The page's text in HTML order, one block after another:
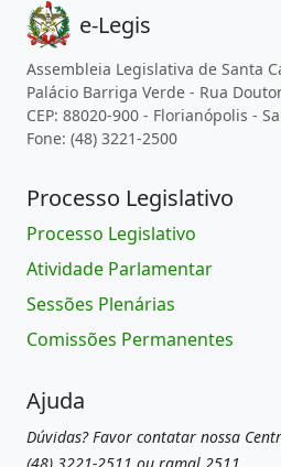
e-Legis
Assembleia Legislativa de Santa
Palácio Barriga Verde - Rua
CEP: 88020-900 - Florianópolis -
Fone: (48) 3221-2500
Processo Legislativo
Processo Legislativo
Atividade Parlamentar
Sessões Plenárias
Comissões Permanentes
Ajuda
Dúvidas? Favor contatar nossa